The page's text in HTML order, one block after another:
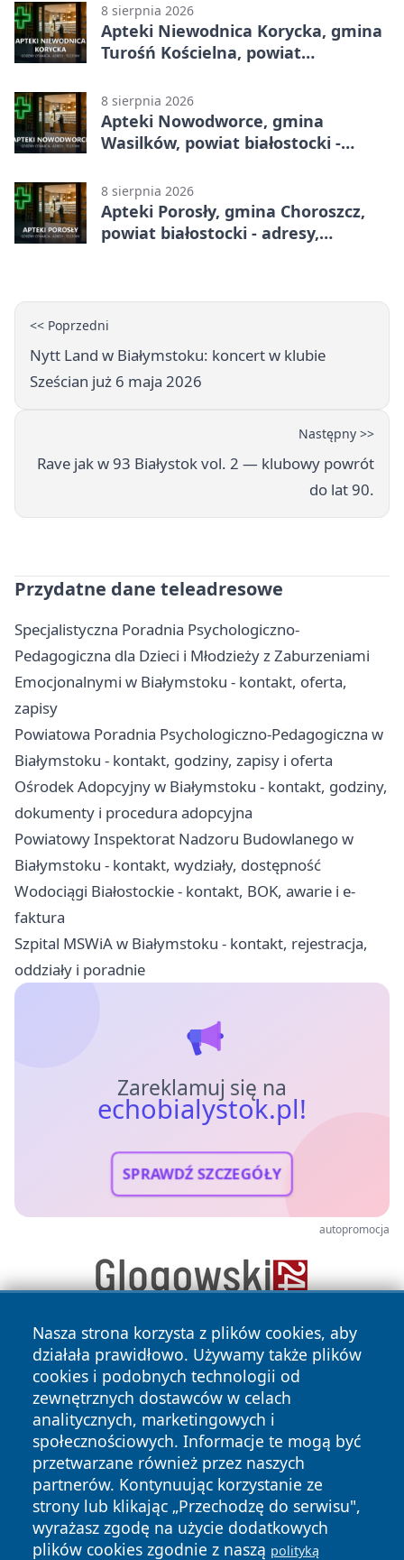
8 sierpnia 2026
Apteki Niewodnica Korycka, gmina
Turośń Kościelna, powiat
godziny otwarcia
8 sierpnia 2026
Apteki Nowodworce, gmina
Wasilków, powiat białostocki -
8 sierpnia 2026
Apteki Porosły, gmina Choroszcz,
powiat białostocki - adresy,
<< Poprzedni
Nytt Land w Białymstoku: koncert w klubie
Sześcian już 6 maja 2026
Następny >>
Rave jak w 93 Białystok vol. 2 — klubowy powrót
do lat 90.
Przydatne dane teleadresowe
Specjalistyczna Poradnia Psychologiczno-
Pedagogiczna dla Dzieci i Młodzieży z Zaburzeniami
Emocjonalnymi w Białymstoku - kontakt, oferta,
zapisy
Powiatowa Poradnia Psychologiczno-Pedagogiczna w
Białymstoku - kontakt, godziny, zapisy i oferta
Ośrodek Adopcyjny w Białymstoku - kontakt, godziny,
dokumenty i procedura adopcyjna
Powiatowy Inspektorat Nadzoru Budowlanego w
Białymstoku - kontakt, wydziały, dostępność
Wodociągi Białostockie - kontakt, BOK, awarie i e-
faktura
Szpital MSWiA w Białymstoku - kontakt, rejestracja,
oddziały i poradnie
Zareklamuj się na
echobialystok.pl!
SPRAWDŹ SZCZEGÓŁY
autopromocja
Nasza strona korzysta z plików cookies, aby
działała prawidłowo. Używamy także plików
cookies i podobnych technologii od
zewnętrznych dostawców w celach
analitycznych, marketingowych i
społecznościowych. Informacje te mogą być
przetwarzane również przez naszych
partnerów. Kontynuując korzystanie ze
strony lub klikając „Przechodzę do serwisu",
wyrażasz zgodę na użycie dodatkowych
plików cookies zgodnie z naszą polityką
Copyright © 2026 echobialystok.pl Wszystkie prawa
zastrzeżone.
News Autorzy
Polityka
Prywatności
Polityka
Cookies